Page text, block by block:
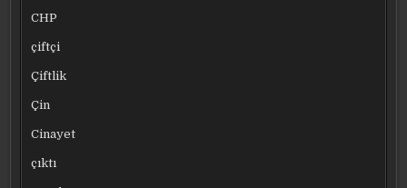
CHP
çiftçi
Çiftlik
Çin
Cinayet
çıktı